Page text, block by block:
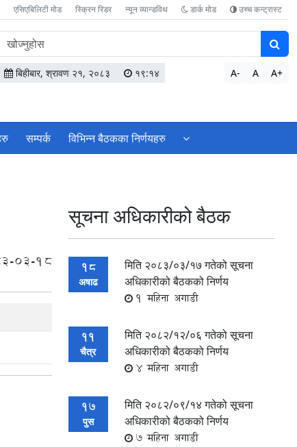
एसिएबिलिटी मोड स्क्रिन रिडर न्यून व्यान्डविथ डार्क मोड उच्च कन्ट्रास्ट
वेबसाइटमा
खोज्नुहोस
बिहीबार, श्रावण २१, २०८३ १९:१४ A- A A+
सम्पर्क विभिन्न बैठकका निर्णयहरु
03-18
सूचना अधिकारीको बैठक
18
अषाढ
मिति २०८३/०३/१७ गतेको सूचना
अधिकारीको बैठकको निर्णय
1 महिना अगाडी
11
चैत्र
मिति २०८२/१२/०६ गतेको सूचना
अधिकारीको बैठकको निर्णय
4 महिना अगाडी
17
पुस
मिति २०८२/०९/१४ गतेको सूचना
अधिकारीको बैठकको निर्णय
7 महिना अगाडी